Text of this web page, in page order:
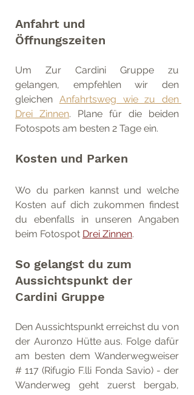
Anfahrt und
Öffnungszeiten
Um Zur Cardini Gruppe zu
gelangen, empfehlen wir den
gleichen Anfahrtsweg wie zu den
Drei Zinnen. Plane für die beiden
Fotospots am besten 2 Tage ein.
Kosten und Parken
Wo du parken kannst und welche
Kosten auf dich zukommen findest
du ebenfalls in unseren Angaben
beim Fotospot Drei Zinnen.
So gelangst du zum
Aussichtspunkt der
Cardini Gruppe
Den Aussichtspunkt erreichst du von
der Auronzo Hütte aus. Folge dafür
am besten dem Wanderwegweiser
# 117 (Rifugio F.lli Fonda Savio) - der
Wanderweg geht zuerst bergab,